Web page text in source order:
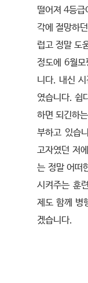
떨어져 4등
각에 절망하
럽고 정말 도
정도에 6월
니다. 내신
였습니다. 쉽
하면 되긴하
부하고 있습
고자였던 저
는 정말 어떠
시켜주는 훈
제도 함께 병
겠습니다.